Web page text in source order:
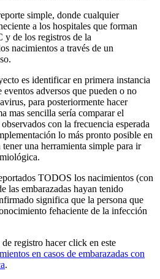
simple, donde cualquier
a los hospitales que forman
de los registros de la
nacimientos a través de un
es identificar en primera instancia
adversos que pueden o no
para posteriormente hacer
mas sencilla sería comparar el
con la frecuencia esperada
lo más pronto posible en
una herramienta simple para ir
TODOS los nacimientos (con
las embarazadas hayan tenido
significa que la persona que
fehaciente de la infección
registro hacer click en este
en casos de embarazadas con
.